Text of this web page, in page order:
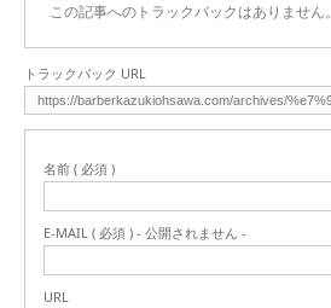
この記事へのトラックバックはありません。
トラックバック URL
名前 ( 必須 )
E-MAIL ( 必須 ) - 公開されません -
URL